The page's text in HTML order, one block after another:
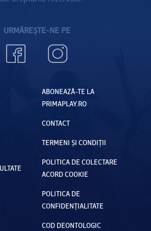
URMĂREȘTE-NE PE
ABONEAZĂ-TE LA
PRIMAPLAY.RO
CONTACT
TERMENI ȘI CONDIȚII
POLITICA DE COLECTARE
ACORD COOKIE
POLITICA DE
CONFIDENȚIALITATE
COD DEONTOLOGIC